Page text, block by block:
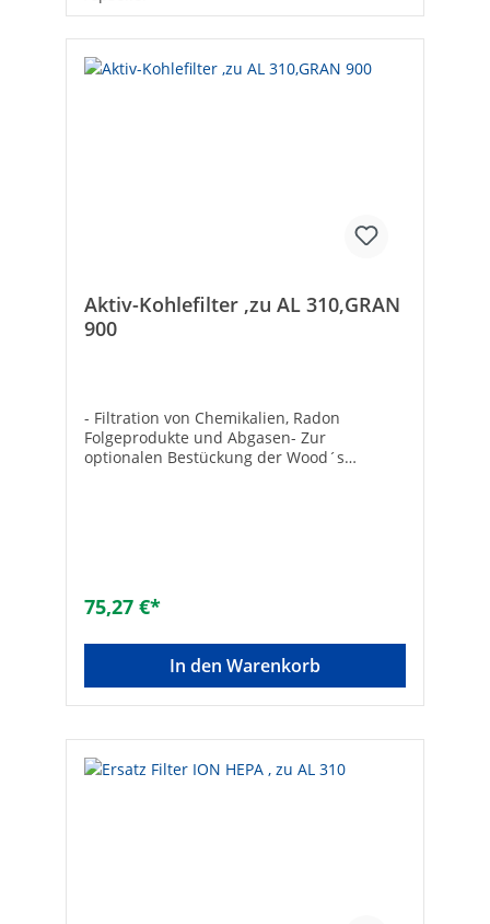
Aktiv-Kohlefilter ,zu AL 310,GRAN
900
- Filtration von Chemikalien, Radon
Folgeprodukte und Abgasen- Zur
optionalen Bestückung der Wood´s
75,27 €*
In den Warenkorb